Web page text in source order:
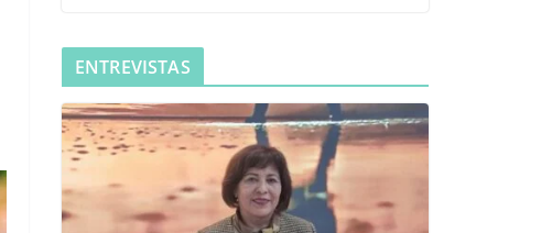
ENTREVISTAS